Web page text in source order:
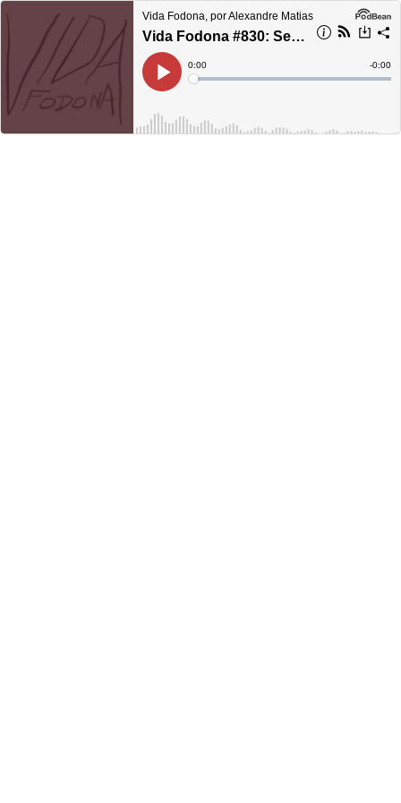
Vida Fodona, por Alexandre Matias
Vida Fodona #830: Sem muito papo
Play
Current
Time
0:00
Loaded:
Time
-0:00